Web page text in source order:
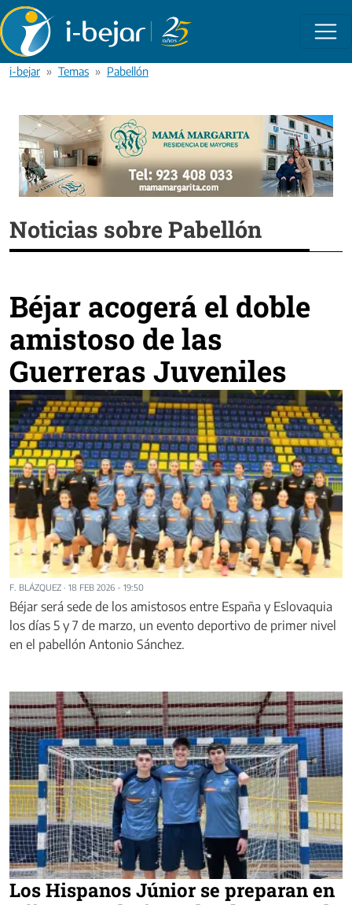
Pasar al contenido principal
i-bejar Temas Pabellón
Noticias sobre Pabellón
Béjar acogerá el doble
amistoso de las
Guerreras Juveniles
F. BLÁZQUEZ · 18 FEB 2026 - 19:50
Béjar será sede de los amistosos entre España y Eslovaquia
los días 5 y 7 de marzo, un evento deportivo de primer nivel
en el pabellón Antonio Sánchez.
Los Hispanos Júnior se preparan en